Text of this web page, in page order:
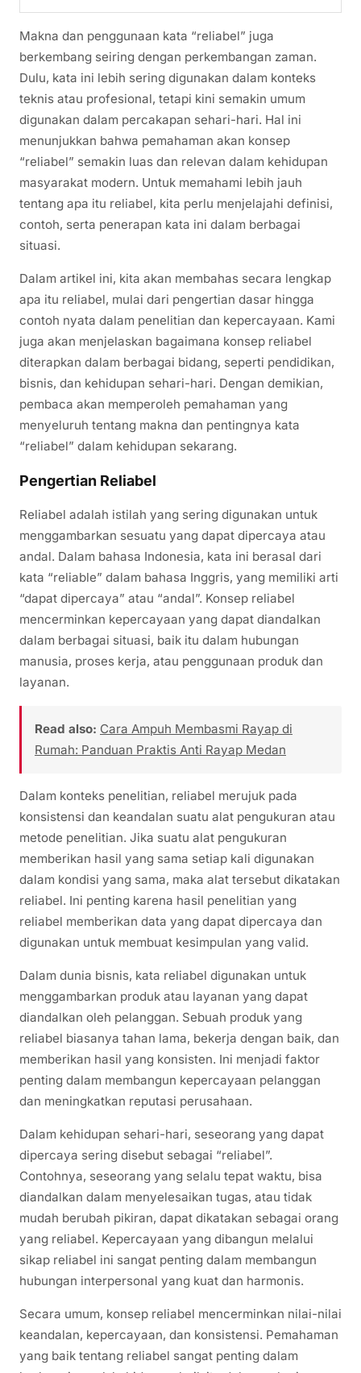
Makna dan penggunaan kata “reliabel” juga
berkembang seiring dengan perkembangan zaman.
Dulu, kata ini lebih sering digunakan dalam konteks
teknis atau profesional, tetapi kini semakin umum
digunakan dalam percakapan sehari-hari. Hal ini
menunjukkan bahwa pemahaman akan konsep
“reliabel” semakin luas dan relevan dalam kehidupan
masyarakat modern. Untuk memahami lebih jauh
tentang apa itu reliabel, kita perlu menjelajahi definisi,
contoh, serta penerapan kata ini dalam berbagai
situasi.
Dalam artikel ini, kita akan membahas secara lengkap
apa itu reliabel, mulai dari pengertian dasar hingga
contoh nyata dalam penelitian dan kepercayaan. Kami
juga akan menjelaskan bagaimana konsep reliabel
diterapkan dalam berbagai bidang, seperti pendidikan,
bisnis, dan kehidupan sehari-hari. Dengan demikian,
pembaca akan memperoleh pemahaman yang
menyeluruh tentang makna dan pentingnya kata
“reliabel” dalam kehidupan sekarang.
Pengertian Reliabel
Reliabel adalah istilah yang sering digunakan untuk
menggambarkan sesuatu yang dapat dipercaya atau
andal. Dalam bahasa Indonesia, kata ini berasal dari
kata “reliable” dalam bahasa Inggris, yang memiliki arti
“dapat dipercaya” atau “andal”. Konsep reliabel
mencerminkan kepercayaan yang dapat diandalkan
dalam berbagai situasi, baik itu dalam hubungan
manusia, proses kerja, atau penggunaan produk dan
layanan.
Read also: Cara Ampuh Membasmi Rayap di
Rumah: Panduan Praktis Anti Rayap Medan
Dalam konteks penelitian, reliabel merujuk pada
konsistensi dan keandalan suatu alat pengukuran atau
metode penelitian. Jika suatu alat pengukuran
memberikan hasil yang sama setiap kali digunakan
dalam kondisi yang sama, maka alat tersebut dikatakan
reliabel. Ini penting karena hasil penelitian yang
reliabel memberikan data yang dapat dipercaya dan
digunakan untuk membuat kesimpulan yang valid.
Dalam dunia bisnis, kata reliabel digunakan untuk
menggambarkan produk atau layanan yang dapat
diandalkan oleh pelanggan. Sebuah produk yang
reliabel biasanya tahan lama, bekerja dengan baik, dan
memberikan hasil yang konsisten. Ini menjadi faktor
penting dalam membangun kepercayaan pelanggan
dan meningkatkan reputasi perusahaan.
Dalam kehidupan sehari-hari, seseorang yang dapat
dipercaya sering disebut sebagai “reliabel”.
Contohnya, seseorang yang selalu tepat waktu, bisa
diandalkan dalam menyelesaikan tugas, atau tidak
mudah berubah pikiran, dapat dikatakan sebagai orang
yang reliabel. Kepercayaan yang dibangun melalui
sikap reliabel ini sangat penting dalam membangun
hubungan interpersonal yang kuat dan harmonis.
Secara umum, konsep reliabel mencerminkan nilai-nilai
keandalan, kepercayaan, dan konsistensi. Pemahaman
yang baik tentang reliabel sangat penting dalam